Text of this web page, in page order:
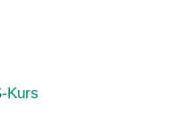
Kurs